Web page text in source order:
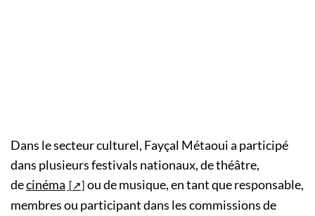
Dans le secteur culturel, Fayçal Métaoui a participé
dans plusieurs festivals nationaux, de théâtre,
decinéma
ou de musique, en tant que responsable,
membres ou participant dans les commissions de